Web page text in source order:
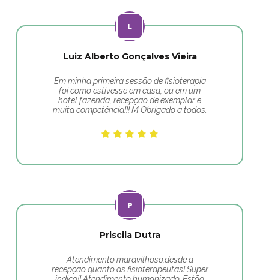
Luiz Alberto Gonçalves Vieira
Em minha primeira sessão de fisioterapia
foi como estivesse em casa, ou em um
hotel fazenda, recepção de exemplar e
muita competência!!! M Obrigado a todos.
Priscila Dutra
Atendimento maravilhoso,desde a
recepção quanto as fisioterapeutas! Super